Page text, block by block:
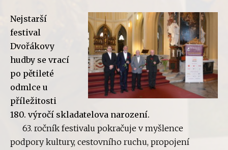
Nejstarší
festival
Dvořákovy
hudby se vrací
po pětileté
odmlce u
příležitosti
180. výročí skladatelova narození.
63. ročník festivalu pokračuje v myšlence
podpory kultury, cestovního ruchu, propojení